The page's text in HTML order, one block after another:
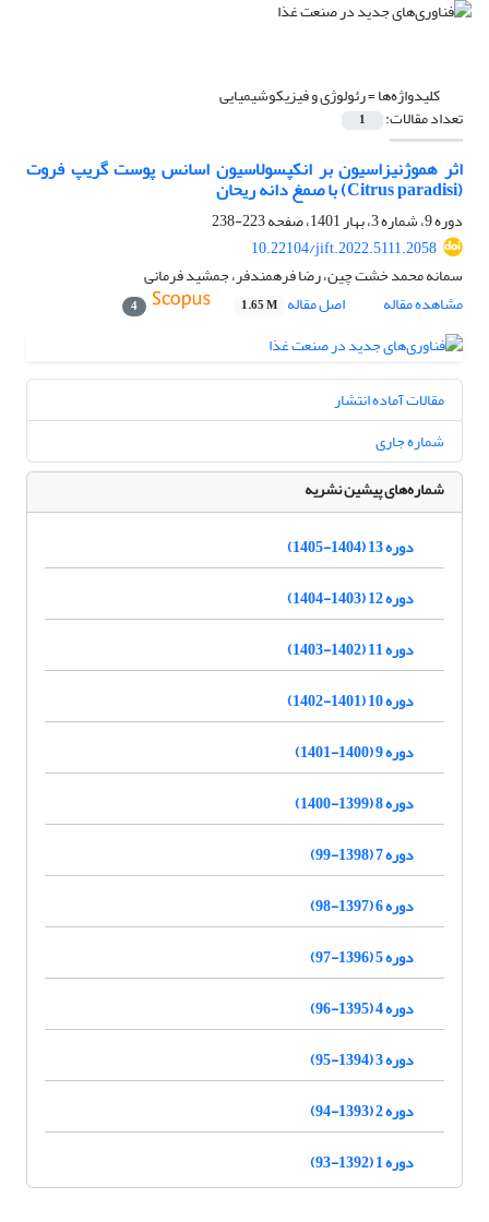
کلیدواژه‌ها =رئولوژی و فیزیکوشیمیایی
تعداد مقالات: 1
اثر هموژنیزاسیون بر انکپسولاسیون اسانس پوست گریپ فروت
(Citrus paradisi) با صمغ دانه ریحان
دوره 9، شماره 3، بهار 1401، صفحه
223-238
10.22104/jift.2022.5111.2058
سمانه محمد خشت چین، رضا فرهمندفر، جمشید فرمانی
مشاهده مقاله
اصل مقاله 1.65 M
4
مقالات آماده انتشار
شماره جاری
شماره‌های پیشین نشریه
دوره 13 (1404-1405)
دوره 12 (1403-1404)
دوره 11 (1402-1403)
دوره 10 (1401-1402)
دوره 9 (1400-1401)
دوره 8 (1399-1400)
دوره 7 (1398-99)
دوره 6 (1397-98)
دوره 5 (1396-97)
دوره 4 (1395-96)
دوره 3 (1394-95)
دوره 2 (1393-94)
دوره 1 (1392-93)